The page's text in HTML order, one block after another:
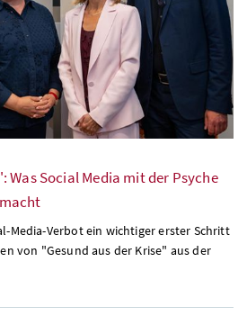
Was Social Media mit der Psyche
Media-Verbot ein wichtiger erster Schritt
von "Gesund aus der Krise" aus der